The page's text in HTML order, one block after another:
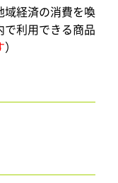
域経済の消費を喚
利用できる商品
）